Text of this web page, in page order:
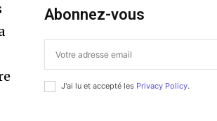
Abonnez-vous
J'ai lu et accepté les Privacy Policy.